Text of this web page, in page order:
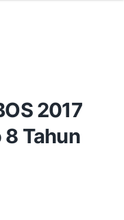
2017
Tahun